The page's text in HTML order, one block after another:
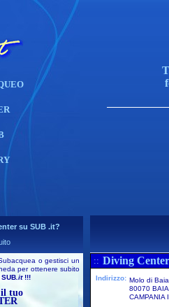
su SUB .it?
o gestisci un
per ottenere subito
SUB .it!!!
il tuo
:: Diving
Indirizzo: Molo di Baia
80070
CAMPANIA